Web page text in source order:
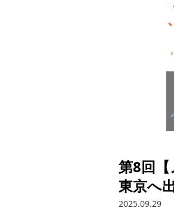
第8回
東京へ
2025.09.29